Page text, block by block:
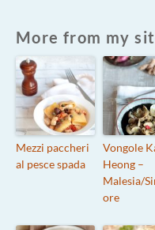
More from my
Mezzi paccheri
al pesce spada
Vongole
Heong –
Malesia/
ore